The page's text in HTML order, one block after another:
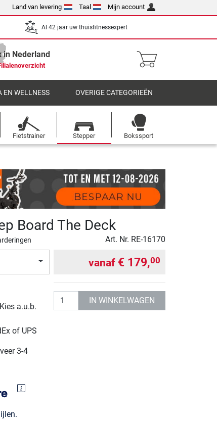
Land van levering Taal Mijn account
Al 42 jaar uw thuisfitnessexpert
in Nederland
EN WELLNESS OVERIGE CATEGORIEËN
Fietstrainer Stepper Bokssport
Board The Deck
Art. Nr. RE-16170
a.u.b.
of UPS
3-4
vanaf € 179,00
Aantal IN WINKELWAGEN